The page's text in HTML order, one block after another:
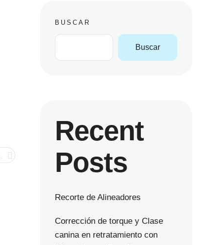
BUSCAR
Buscar
Recent
Posts
Recorte de Alineadores
Corrección de torque y Clase
canina en retratamiento con